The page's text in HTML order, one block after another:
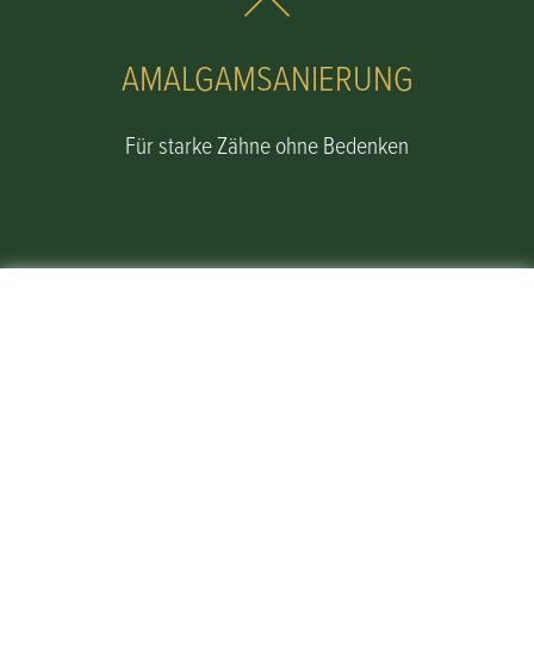
AMALGAMSANIERUNG
Für starke Zähne ohne Bedenken